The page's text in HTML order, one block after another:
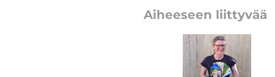
Aiheeseen liittyvää